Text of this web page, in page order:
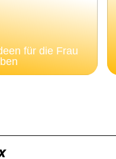
für die Frau